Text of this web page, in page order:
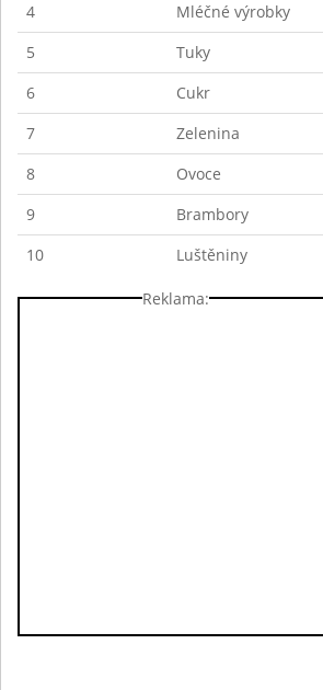
4
Mléčné výrobky
5
Tuky
6
Cukr
7
Zelenina
8
Ovoce
9
Brambory
10
Luštěniny
Reklama: